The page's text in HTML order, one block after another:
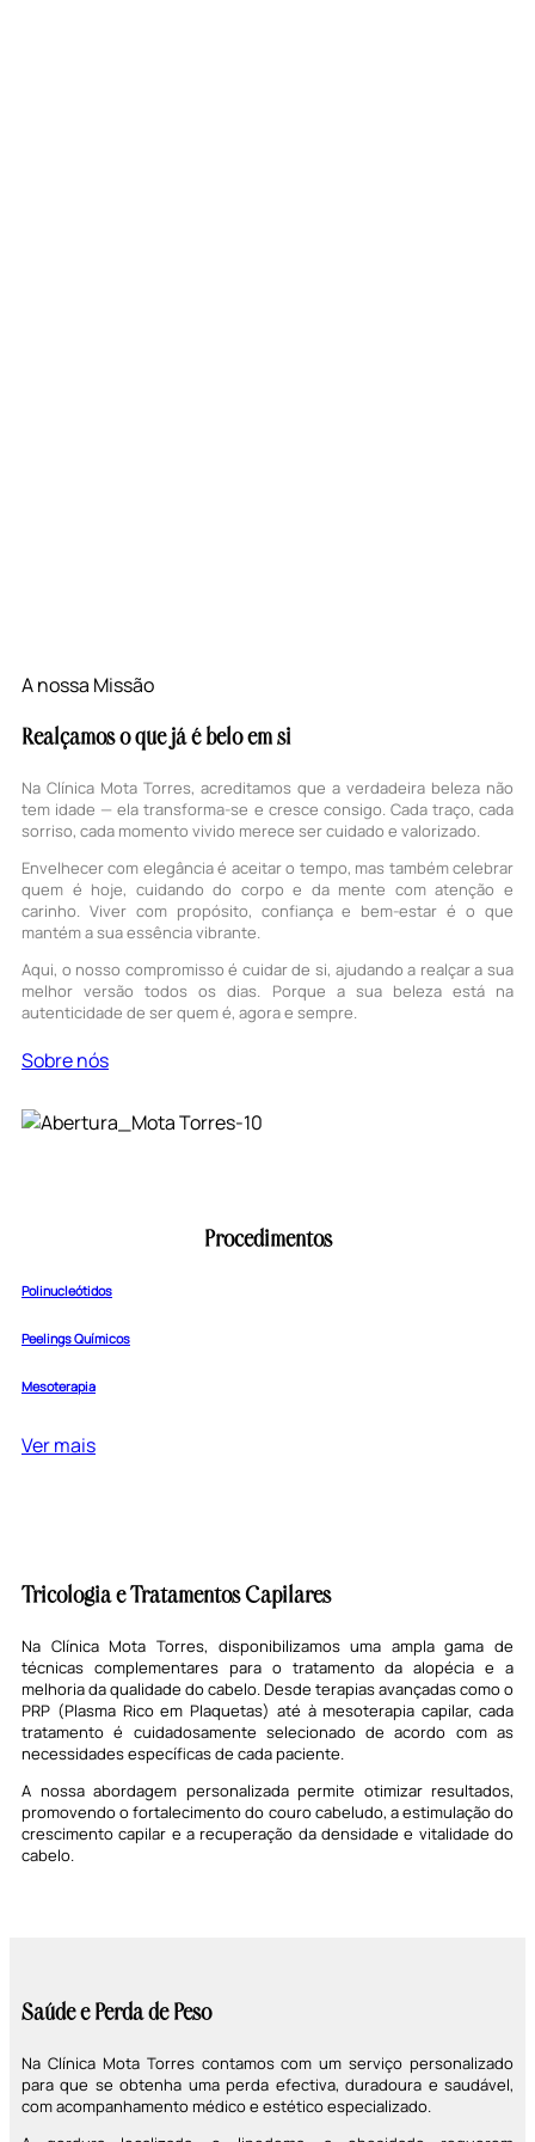
A nossa Missão
Realçamos o que já é belo em si
Na Clínica Mota Torres, acreditamos que a verdadeira beleza não
tem idade — ela transforma-se e cresce consigo. Cada traço, cada
sorriso, cada momento vivido merece ser cuidado e valorizado.
Envelhecer com elegância é aceitar o tempo, mas também celebrar
quem é hoje, cuidando do corpo e da mente com atenção e
carinho. Viver com propósito, confiança e bem-estar é o que
mantém a sua essência vibrante.
Aqui, o nosso compromisso é cuidar de si, ajudando a realçar a sua
melhor versão todos os dias. Porque a sua beleza está na
autenticidade de ser quem é, agora e sempre.
Sobre nós
Procedimentos
Polinucleótidos
Peelings Químicos
Mesoterapia
Ver mais
Tricologia e Tratamentos Capilares
Na Clínica Mota Torres, disponibilizamos uma ampla gama de
técnicas complementares para o tratamento da alopécia e a
melhoria da qualidade do cabelo. Desde terapias avançadas como o
PRP (Plasma Rico em Plaquetas) até à mesoterapia capilar, cada
tratamento é cuidadosamente selecionado de acordo com as
necessidades específicas de cada paciente.
A nossa abordagem personalizada permite otimizar resultados,
promovendo o fortalecimento do couro cabeludo, a estimulação do
crescimento capilar e a recuperação da densidade e vitalidade do
cabelo.
Saúde e Perda de Peso
Na Clínica Mota Torres contamos com um serviço personalizado
para que se obtenha uma perda efectiva, duradoura e saudável,
com acompanhamento médico e estético especializado.